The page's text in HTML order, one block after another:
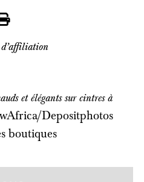
et élégants sur cintres à
Depositphotos
boutiques